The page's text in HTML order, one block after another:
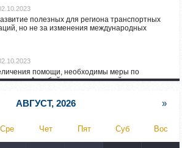
полезных для региона транспортных
но не за изменения международных
помощи, необходимы меры по
угроз Азербайджана: испанский депутат
обстреляли автомобиль ВС Армении,
продовольствие
АВГУСТ, 2026 »
Сре Чет Пят Суб Вос